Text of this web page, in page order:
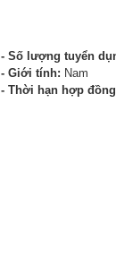
- Số lượng tuyển
- Giới tính: Nam
- Thời hạn hợp